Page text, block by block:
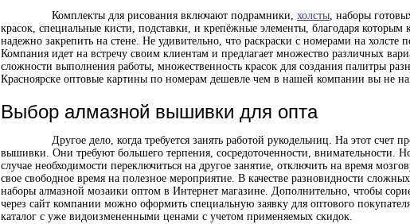
Комплекты для рисования включают подрамники, холсты , наборы
красок, специальные кисти, подставки, и крепёжные элементы, благодаря которым
надежно закрепить на стене. Не удивительно, что раскраски с номерами на холсте
Компания идет на встречу своим клиентам и предлагает множество различных
сложности выполнения работы, множественность красок для создания палитры
Красноярске оптовые картины по номерам дешевле чем в нашей компании вы не
Выбор алмазной вышивки для опта
Другое дело, когда требуется занять работой рукодельниц. На этот счет
вышивки. Они требуют большего терпения, сосредоточенности, внимательности.
случае необходимости переключиться на другое занятие, отключить на время
свое свободное время на полезное мероприятие. В качестве разновидности
наборы алмазной мозаики оптом в Интернет магазине. Дополнительно, чтобы
через сайт компании можно оформить специальную заявку для оптового
каталог с уже видоизмененными ценами с учетом применяемых скидок.